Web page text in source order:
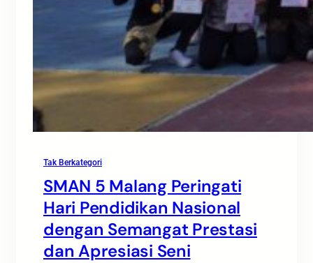
Tak Berkategori
SMAN 5 Malang Peringati
Hari Pendidikan Nasional
dengan Semangat Prestasi
dan Apresiasi Seni